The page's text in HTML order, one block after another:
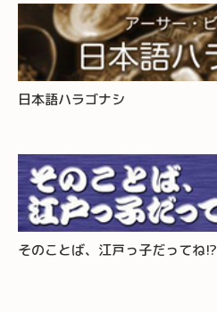
日本語ハラゴナシ
そのことば、江戸っ子だってね!?